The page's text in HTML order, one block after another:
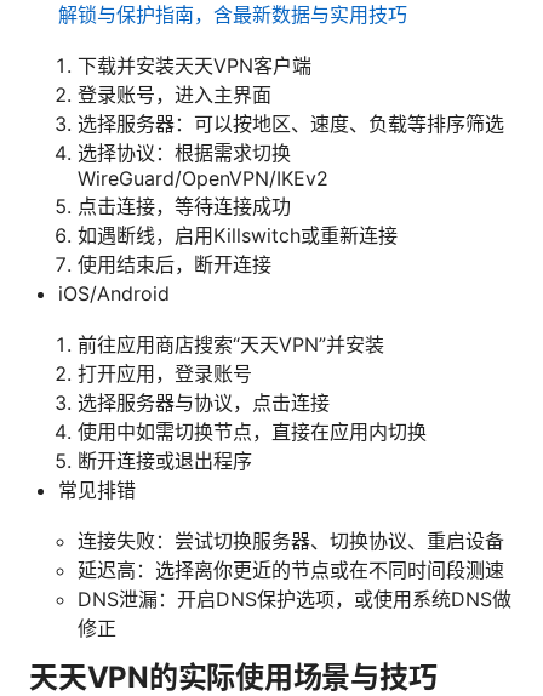
解锁与保护指南，含最新数据与实用技巧
下载并安装天天VPN客户端
登录账号，进入主界面
选择服务器：可以按地区、速度、负载等排序筛选
选择协议：根据需求切换
WireGuard/OpenVPN/IKEv2
点击连接，等待连接成功
如遇断线，启用Killswitch或重新连接
使用结束后，断开连接
iOS/Android
前往应用商店搜索“天天VPN”并安装
打开应用，登录账号
选择服务器与协议，点击连接
使用中如需切换节点，直接在应用内切换
断开连接或退出程序
常见排错
连接失败：尝试切换服务器、切换协议、重启设备
延迟高：选择离你更近的节点或在不同时间段测速
DNS泄漏：开启DNS保护选项，或使用系统DNS做
修正
天天VPN的实际使用场景与技巧